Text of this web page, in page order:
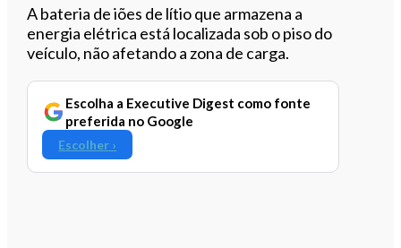
Ouvir este artigo
A bateria de iões de lítio que armazena a
energia elétrica está localizada sob o piso do
veículo, não afetando a zona de carga.
Escolha a Executive Digest como fonte
preferida no Google
Escolher ›